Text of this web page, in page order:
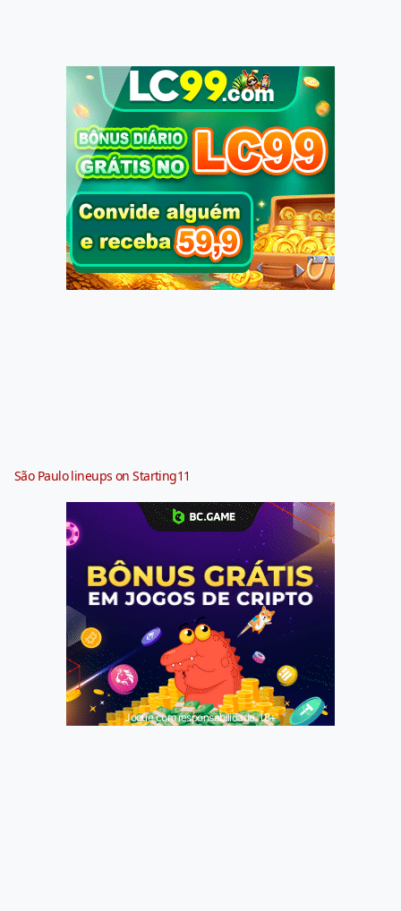
São Paulo lineups on Starting11
Jogue com responsabilidade. 18+